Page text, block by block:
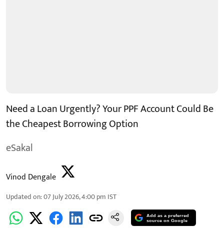
Need a Loan Urgently? Your PPF Account Could Be
the Cheapest Borrowing Option
eSakal
Vinod Dengale
Updated on:07 July 2026, 4:00 pm IST
Add as a preferred
source on Google